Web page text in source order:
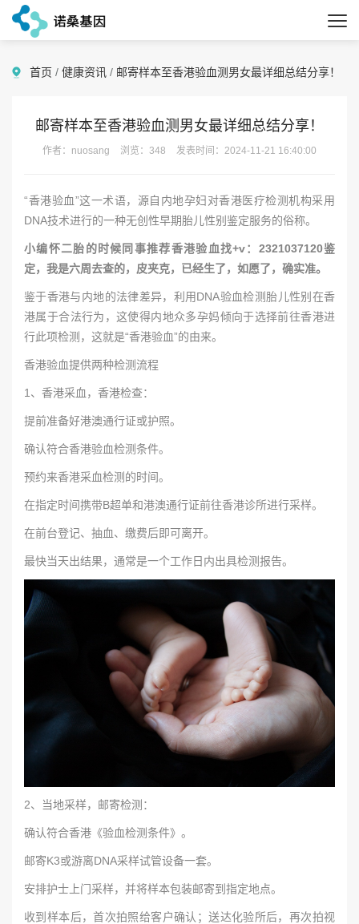
首页 / 健康资讯 / 邮寄样本至香港验血测男女最详细总结分享！
邮寄样本至香港验血测男女最详细总结分享！
作者：nuosang 浏览：348 发表时间：2024-11-21 16:40:00
“香港验血”这一术语，源自内地孕妇对香港医疗检测机构采用
DNA技术进行的一种无创性早期胎儿性别鉴定服务的俗称。
小编怀二胎的时候同事推荐香港验血找+v：2321037120鉴
定，我是六周去查的，皮夹克，已经生了，如愿了，确实准。
鉴于香港与内地的法律差异，利用DNA验血检测胎儿性别在香
港属于合法行为，这使得内地众多孕妈倾向于选择前往香港进
行此项检测，这就是“香港验血”的由来。
香港验血提供两种检测流程
1、香港采血，香港检查：
提前准备好港澳通行证或护照。
确认符合香港验血检测条件。
预约来香港采血检测的时间。
在指定时间携带B超单和港澳通行证前往香港诊所进行采样。
在前台登记、抽血、缴费后即可离开。
最快当天出结果，通常是一个工作日内出具检测报告。
2、当地采样，邮寄检测：
确认符合香港《验血检测条件》。
邮寄K3或游离DNA采样试管设备一套。
安排护士上门采样，并将样本包装邮寄到指定地点。
收到样本后，首次拍照给客户确认；送达化验所后，再次拍视